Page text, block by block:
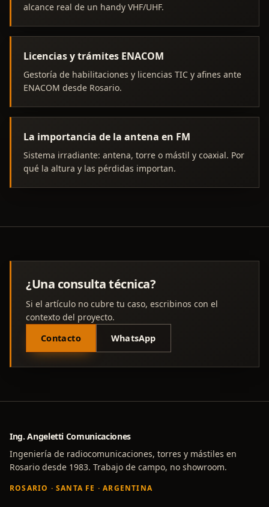
alcance real de un handy VHF/UHF.
Licencias y trámites ENACOM
Gestoría de habilitaciones y licencias TIC y afines ante
ENACOM desde Rosario.
La importancia de la antena en FM
Sistema irradiante: antena, torre o mástil y coaxial. Por
qué la altura y las pérdidas importan.
¿Una consulta técnica?
Si el artículo no cubre tu caso, escribinos con el
contexto del proyecto.
Contacto
WhatsApp
Ing. Angeletti Comunicaciones
Ingeniería de radiocomunicaciones, torres y mástiles en
Rosario desde 1983. Trabajo de campo, no showroom.
ROSARIO · SANTA FE · ARGENTINA